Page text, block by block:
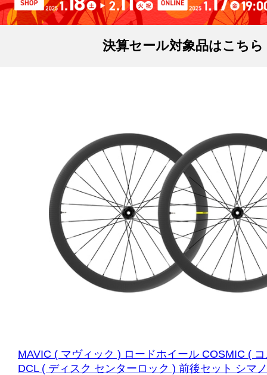
決算セール対象品はこちら
MAVIC ( マヴィック ) ロードホイール COSMIC (
DCL ( ディスク センターロック ) 前後セット シマ